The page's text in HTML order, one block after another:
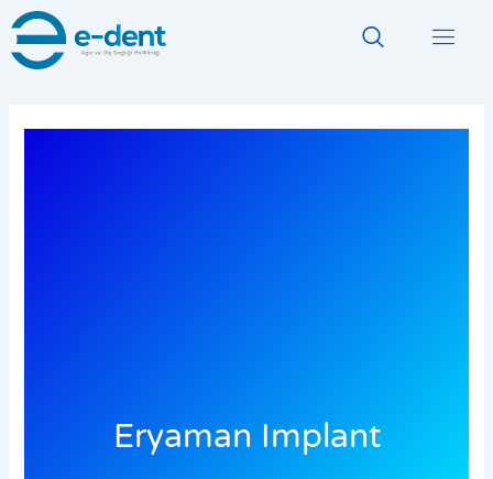
İçeriğe
atla
Eryaman Implant